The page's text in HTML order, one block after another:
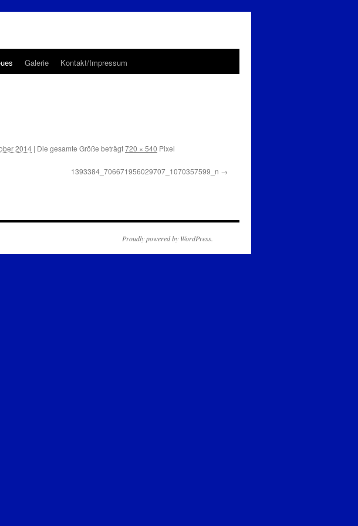
Galerie Kontakt/Impressum
2014 | Die gesamte Größe beträgt720 × 540 Pixel
1393384_706671956029707_1070357599_n
Proudly powered by WordPress.